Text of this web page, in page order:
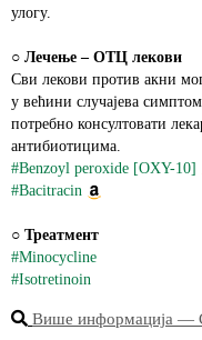
улогу.
○ Лечење – ОТЦ лекови
Сви лекови против акни
у већини случајева
потребно консултовати
антибиотицима.
#Benzoyl peroxide [OXY-10]
#Bacitracin
○ Треатмент
#Minocycline
#Isotretinoin
Више информација ―